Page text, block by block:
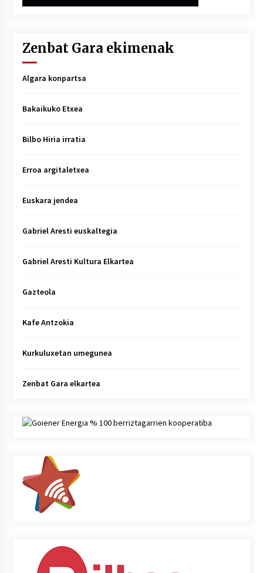
Zenbat Gara ekimenak
Algara konpartsa
Bakaikuko Etxea
Bilbo Hiria irratia
Erroa argitaletxea
Euskara jendea
Gabriel Aresti euskaltegia
Gabriel Aresti Kultura Elkartea
Gazteola
Kafe Antzokia
Kurkuluxetan umegunea
Zenbat Gara elkartea